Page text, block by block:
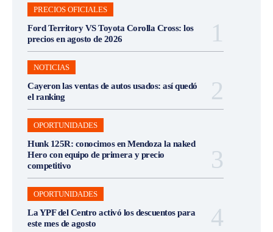
PRECIOS OFICIALES
Ford Territory VS Toyota Corolla Cross: los
precios en agosto de 2026
NOTICIAS
Cayeron las ventas de autos usados: así quedó
el ranking
OPORTUNIDADES
Hunk 125R: conocimos en Mendoza la naked
Hero con equipo de primera y precio
competitivo
OPORTUNIDADES
La YPF del Centro activó los descuentos para
este mes de agosto